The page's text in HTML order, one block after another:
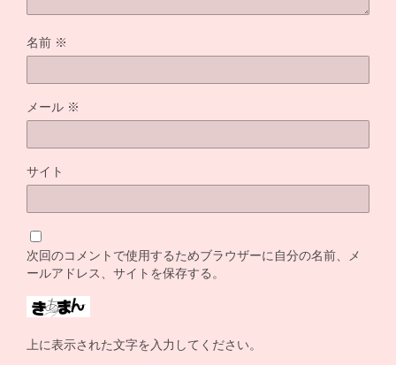
名前 ※
メール ※
サイト
次回のコメントで使用するためブラウザーに自分の名前、メ
ールアドレス、サイトを保存する。
上に表示された文字を入力してください。